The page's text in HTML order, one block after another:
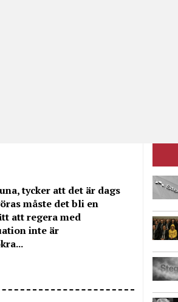
tycker att det är dags
måste det bli en
att regera med
inte är